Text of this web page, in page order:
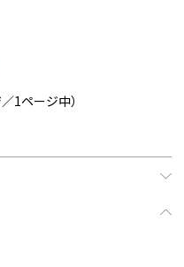
1ページ中）